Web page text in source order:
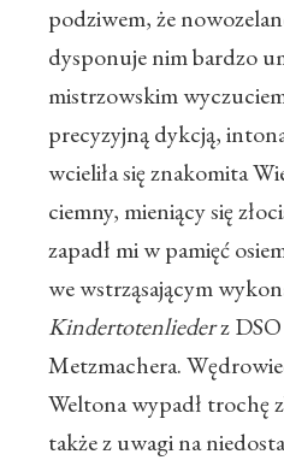
podziwem, że
dysponuje nim bardzo
mistrzowskim
precyzyjną dykcją,
wcieliła się znakomita
ciemny, mieniący się
zapadł mi w pamięć
we wstrząsającym
Kindertotenliederz
Metzmachera.
Weltona wypadł trochę
także z uwagi na